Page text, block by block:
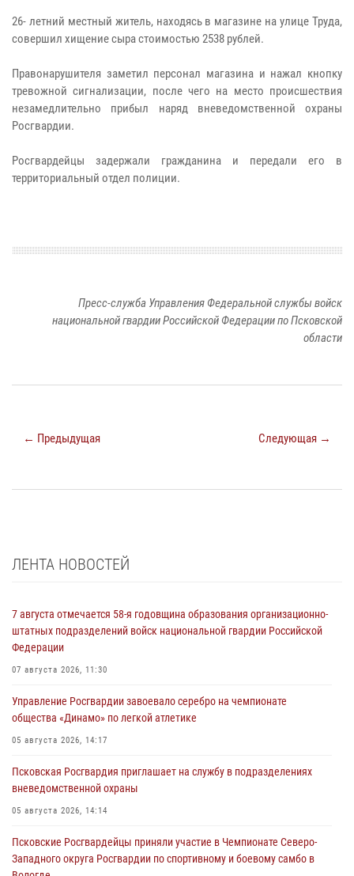
26- летний местный житель, находясь в магазине на улице Труда,
совершил хищение сыра стоимостью 2538 рублей.
Правонарушителя заметил персонал магазина и нажал кнопку
тревожной сигнализации, после чего на место происшествия
незамедлительно прибыл наряд вневедомственной охраны
Росгвардии.
Росгвардейцы задержали гражданина и передали его в
территориальный отдел полиции.
Пресс-служба Управления Федеральной службы войск
национальной гвардии Российской Федерации по Псковской
области
← Предыдущая Следующая →
ЛЕНТА НОВОСТЕЙ
7 августа отмечается 58-я годовщина образования организационно-
штатных подразделений войск национальной гвардии Российской
Федерации
07 августа 2026, 11:30
Управление Росгвардии завоевало серебро на чемпионате
общества «Динамо» по легкой атлетике
05 августа 2026, 14:17
Псковская Росгвардия приглашает на службу в подразделениях
вневедомственной охраны
05 августа 2026, 14:14
Псковские Росгвардейцы приняли участие в Чемпионате Северо-
Западного округа Росгвардии по спортивному и боевому самбо в